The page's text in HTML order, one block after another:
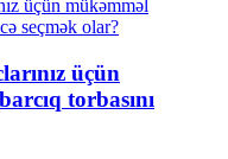
üçün
torbasını